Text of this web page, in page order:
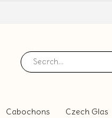
Cabochons Czech Glas